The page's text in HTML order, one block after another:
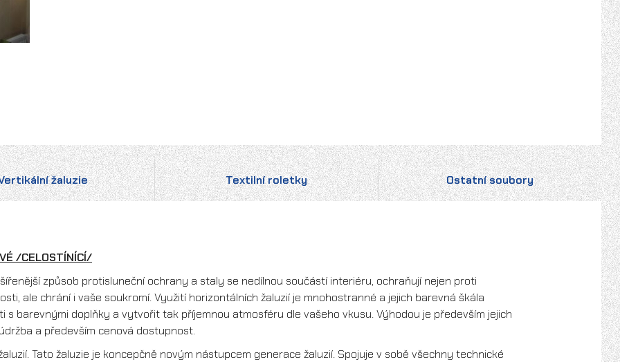
žaluzie Textilní roletky Ostatní soubory
/CELOSTÍNÍCÍ/
způsob protisluneční ochrany a staly se nedílnou součástí interiéru, ochraňují nejen proti
ale chrání i vaše soukromí. Využití horizontálních žaluzií je mnohostranné a jejich barevná škála
barevnými doplňky a vytvořit tak příjemnou atmosféru dle vašeho vkusu. Výhodou je především jejich
a především cenová dostupnost.
Tato žaluzie je koncepčně novým nástupcem generace žaluzií. Spojuje v sobě všechny technické